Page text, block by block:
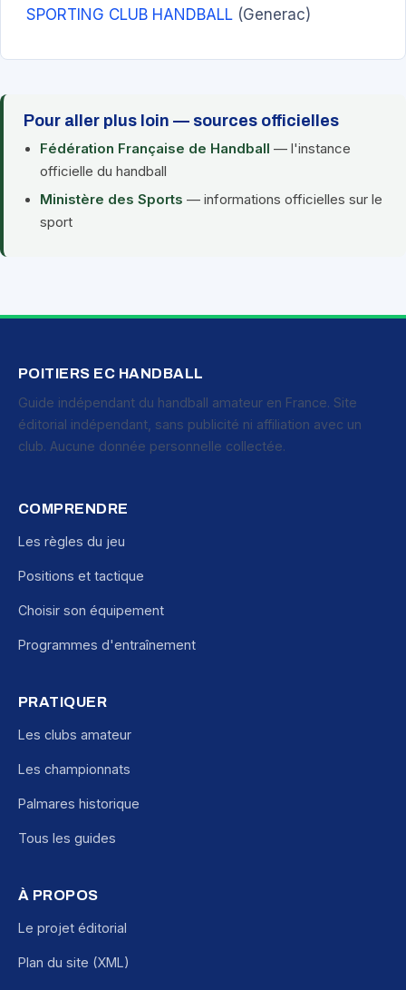
SPORTING CLUB HANDBALL (Generac)
Pour aller plus loin — sources officielles
Fédération Française de Handball — l'instance
officielle du handball
Ministère des Sports — informations officielles sur le
sport
POITIERS EC HANDBALL
Guide indépendant du handball amateur en France. Site
éditorial indépendant, sans publicité ni affiliation avec un
club. Aucune donnée personnelle collectée.
COMPRENDRE
Les règles du jeu
Positions et tactique
Choisir son équipement
Programmes d'entraînement
PRATIQUER
Les clubs amateur
Les championnats
Palmares historique
Tous les guides
À PROPOS
Le projet éditorial
Plan du site (XML)